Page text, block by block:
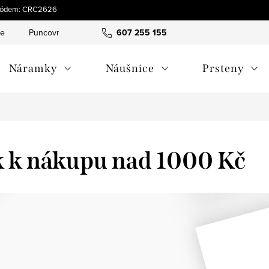
CRC2626
607 255 155
Puncovní značky Hodnocení obchodu
Náramky Náušnice Prsteny
nákupu nad 1000 Kč